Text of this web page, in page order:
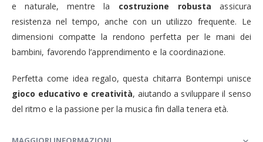
e naturale, mentre la costruzione robusta assicura
resistenza nel tempo, anche con un utilizzo frequente. Le
dimensioni compatte la rendono perfetta per le mani dei
bambini, favorendo l’apprendimento e la coordinazione.
Perfetta come idea regalo, questa chitarra Bontempi unisce
gioco educativo e creatività, aiutando a sviluppare il senso
del ritmo e la passione per la musica fin dalla tenera età.